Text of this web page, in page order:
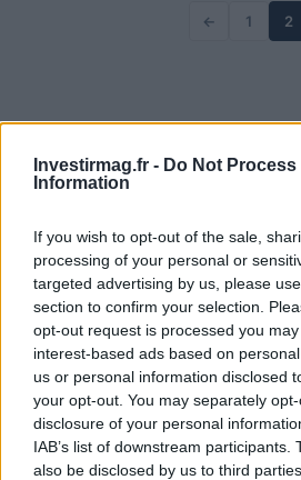
Investirmag.fr - Do Not Process
Information
If you wish to opt-out of the sale,
processing of your personal or
targeted advertising by us, please
section to confirm your selection.
opt-out request is processed you
interest-based ads based on
us or personal information disclosed
your opt-out. You may separately
disclosure of your personal
IAB’s list of downstream participants.
also be disclosed by us to third
← 1 2
Kinza Babylon Staked BTC
(KBTC)
Stride Staked Injective
(STINJ)
FibSwap DEX
(FIBO)